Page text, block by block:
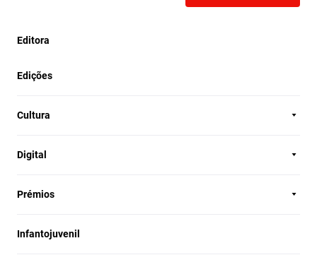
Editora
Edições
Cultura
Digital
Prémios
Infantojuvenil